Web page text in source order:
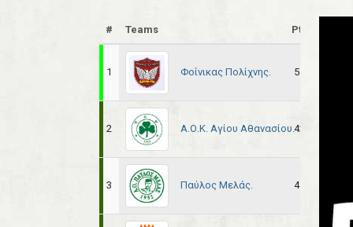
# Teams Pts
1 Φοίνικας Πολίχνης. 51
2 Α.Ο.Κ. Αγίου Αθανασίου.42
3 Παύλος Μελάς. 41